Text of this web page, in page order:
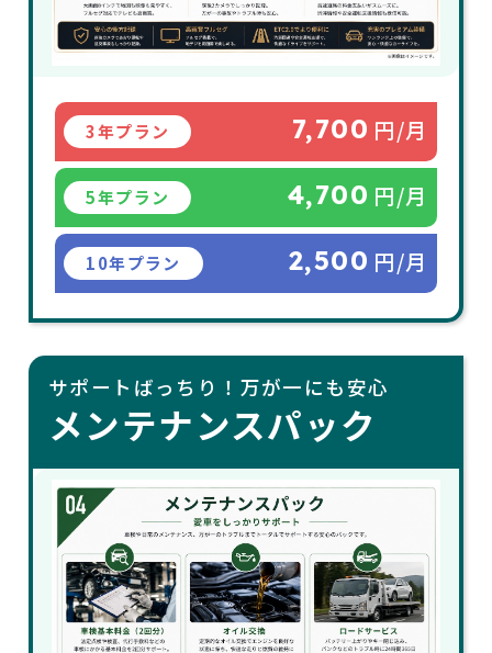
3年プラン 7,700 円/月
5年プラン 4,700 円/月
10年プラン 2,500 円/月
サポートばっちり！万が一にも安心
メンテナンスパック